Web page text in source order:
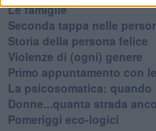
Le famiglie
Seconda tappa nelle
​Storia della persona felice
Violenze di (ogni) genere
​Primo appuntamento con
La psicosomatica: quando
Donne...quanta strada
​Pomeriggi eco-logici